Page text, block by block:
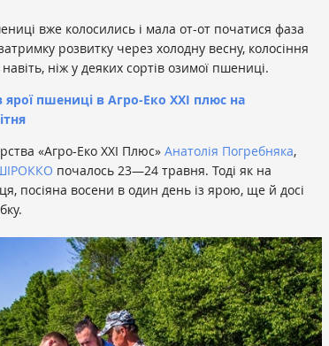
вже колосились і мала от-от початися фаза
розвитку через холодну весну, колосіння
ніж у деяких сортів озимої пшениці.
ярої пшениці в Агро-Еко XXI плюс на
«Агро-Еко ХХІ Плюс» Анатолія Погребняка,
почалось 23—24 травня. Тоді як на
посіяна восени в один день із ярою, ще й досі